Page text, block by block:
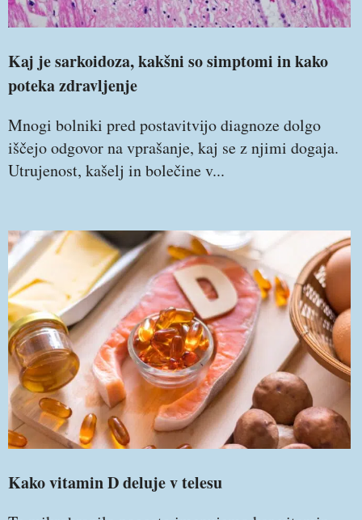
Kaj je sarkoidoza, kakšni so simptomi in kako
poteka zdravljenje
Mnogi bolniki pred postavitvijo diagnoze dolgo
iščejo odgovor na vprašanje, kaj se z njimi dogaja.
Utrujenost, kašelj in bolečine v...
Kako vitamin D deluje v telesu